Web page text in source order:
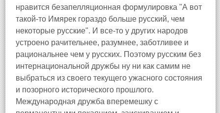
нравится безапелляционная формулировка "А вот
такой-то Имярек гораздо больше русский, чем
некоторые русские". И все-то у других народов
устроено рачительнее, разумнее, заботливее и
рациональнее чем у русских. Поэтому русским без
интернациональной дружбы ну ни как самим не
выбраться из своего текущего ужасного состояния
и позорного исторического прошлого.
Международная дружба вперемешку с